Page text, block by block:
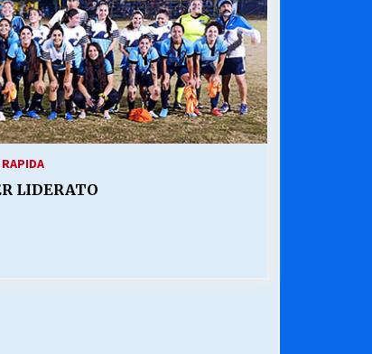
Releyendo la Rerum Novarum a 135
años. “La cuestión social hoy”.
16/05/2026
Chile y sus segmentos de la riqueza
LIDERATO